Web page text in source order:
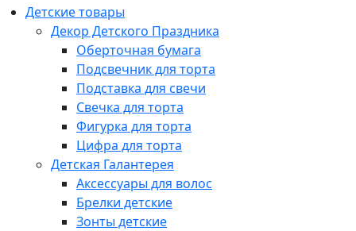
Детские товары
Декор Детского Праздника
Оберточная бумага
Подсвечник для торта
Подставка для свечи
Свечка для торта
Фигурка для торта
Цифра для торта
Детская Галантерея
Аксессуары для волос
Брелки детские
Зонты детские